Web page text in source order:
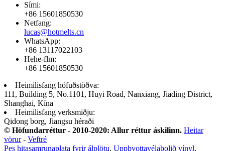
Sími:
+86 15601850530
Netfang:
lucas@hotmelts.cn
WhatsApp:
+86 13117022103
Hehe-flm:
+86 15601850530
Heimilisfang höfuðstöðva:
111, Building 5, No.1101, Huyi Road, Nanxiang, Jiading District,
Shanghai, Kína
Heimilisfang verksmiðju:
Qidong borg, Jiangsu héraði
© Höfundarréttur - 2010-2020: Allur réttur áskilinn. Heitar
vörur- Veftré
Pes hitasamrunaplata fyrir álplötu, Uppþvottavélaþolið vínyl,